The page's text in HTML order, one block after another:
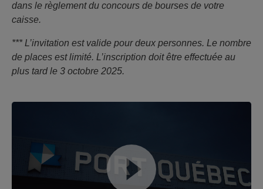
dans le règlement du concours de bourses de votre
caisse.
*** L’invitation est valide pour deux personnes. Le nombre
de places est limité. L’inscription doit être effectuée au
plus tard le 3 octobre 2025.